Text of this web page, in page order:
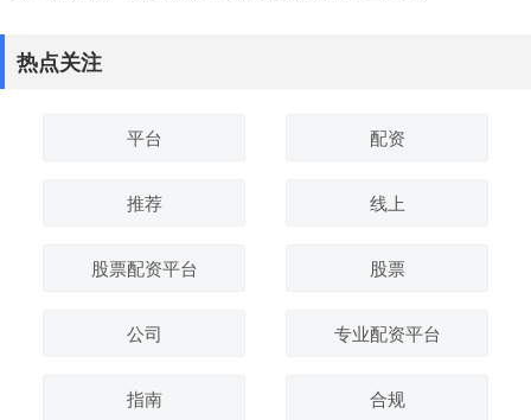
热点关注
平台 配资
推荐 线上
股票配资平台 股票
公司 专业配资平台
指南 合规